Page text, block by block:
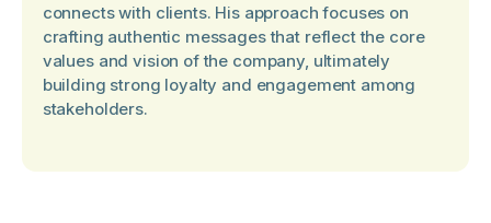
connects with clients. His approach focuses on
crafting authentic messages that reflect the core
values and vision of the company, ultimately
building strong loyalty and engagement among
stakeholders.